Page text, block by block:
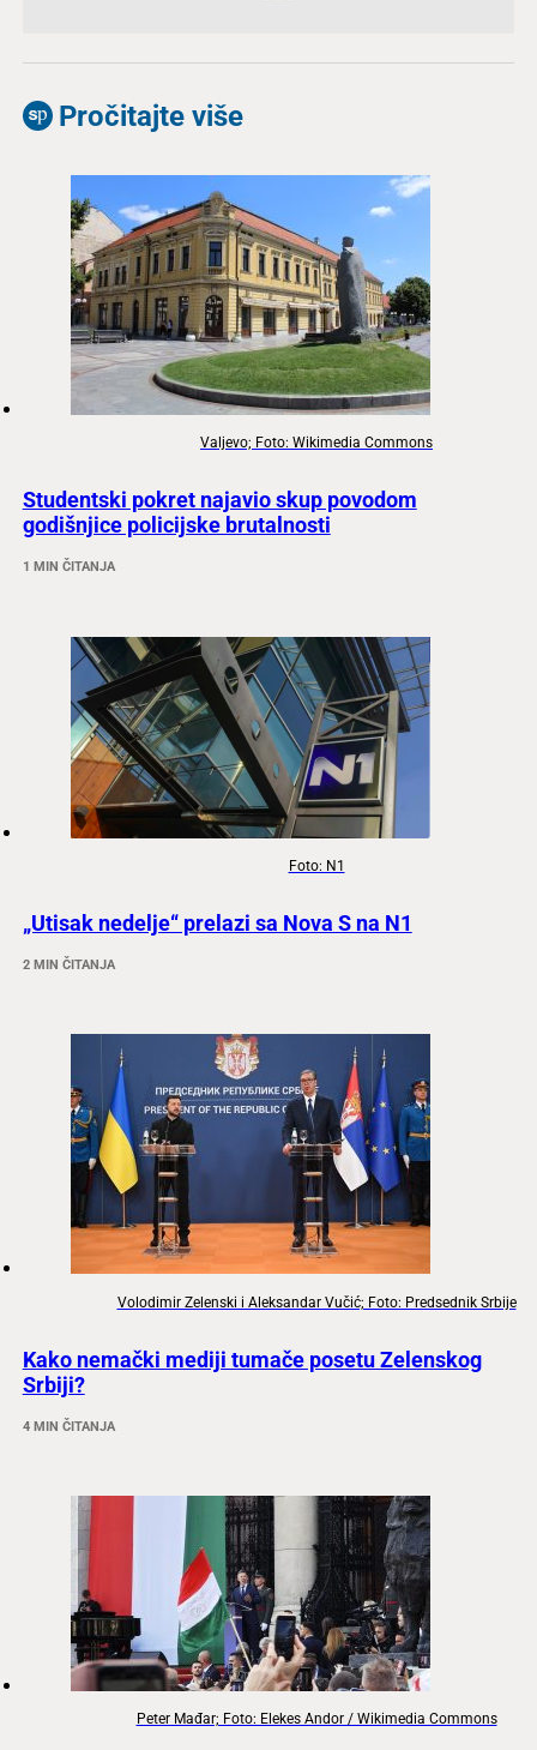
Pročitajte više
Valjevo; Foto: Wikimedia Commons
Studentski pokret najavio skup povodom
godišnjice policijske brutalnosti
1 MIN ČITANJA
Foto: N1
„Utisak nedelje“ prelazi sa Nova S na N1
2 MIN ČITANJA
Volodimir Zelenski i Aleksandar Vučić; Foto: Predsednik Srbije
Kako nemački mediji tumače posetu Zelenskog
Srbiji?
4 MIN ČITANJA
Peter Mađar; Foto: Elekes Andor / Wikimedia Commons